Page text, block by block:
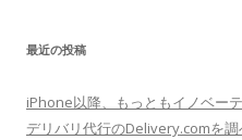
最近の投稿
iPhone以降、もっともイノベー
デリバリ代行のDelivery.comを調